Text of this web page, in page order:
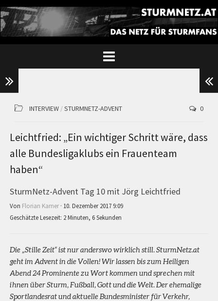
INTERVIEW /STURMNETZ-ADVENT 0
Leichtfried: „Ein wichtiger Schritt wäre, dass
alle Bundesligaklubs ein Frauenteam
haben“
SturmNetz-Advent Tag 10 mit Jörg Leichtfried
Von Florian Karner· 10. Dezember 2017 9:09
Geschätzte Lesezeit: 2 Minuten, 6 Sekunden
Die „Stille Zeit“ ist nur anderswo wirklich still. SturmNetz.at
geht im Advent in die Vollen! Wir lassen bis zum Heiligen
Abend 24 Prominente zu Wort kommen und sprechen mit
ihnen über Sturm, Fußball, Gott und die Welt. Der ehemalige
Sportlandesrat und aktuelle Bundesminister für Verkehr,